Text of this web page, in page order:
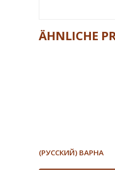
ÄHNLICHE
(РУССКИЙ) ВАРНА